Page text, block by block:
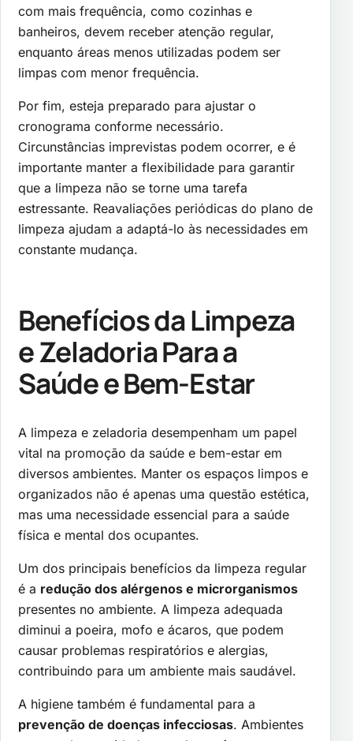
com mais frequência, como cozinhas e
banheiros, devem receber atenção regular,
enquanto áreas menos utilizadas podem ser
limpas com menor frequência.
Por fim, esteja preparado para ajustar o
cronograma conforme necessário.
Circunstâncias imprevistas podem ocorrer, e é
importante manter a flexibilidade para garantir
que a limpeza não se torne uma tarefa
estressante. Reavaliações periódicas do plano de
limpeza ajudam a adaptá-lo às necessidades em
constante mudança.
Benefícios da Limpeza
e Zeladoria Para a
Saúde e Bem-Estar
A limpeza e zeladoria desempenham um papel
vital na promoção da saúde e bem-estar em
diversos ambientes. Manter os espaços limpos e
organizados não é apenas uma questão estética,
mas uma necessidade essencial para a saúde
física e mental dos ocupantes.
Um dos principais benefícios da limpeza regular
é a redução dos alérgenos e microrganismos
presentes no ambiente. A limpeza adequada
diminui a poeira, mofo e ácaros, que podem
causar problemas respiratórios e alergias,
contribuindo para um ambiente mais saudável.
A higiene também é fundamental para a
prevenção de doenças infecciosas. Ambientes